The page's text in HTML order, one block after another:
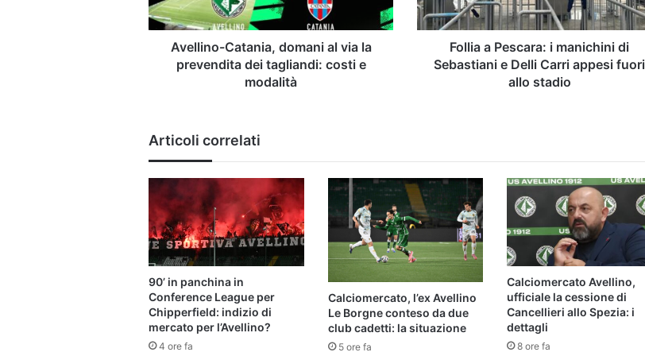
dei
tagliandi:
Avellino-Catania, domani al via la
prevendita dei tagliandi: costi e
modalità
e
Delli
appesi
Follia a Pescara: i manichini di
Sebastiani e Delli Carri appesi fuori
allo stadio
Articoli correlati
90’ in panchina in
Conference League per
Chipperfield: indizio di
mercato per l’Avellino?
4 ore fa
Calciomercato, l’ex Avellino
Le Borgne conteso da due
club cadetti: la situazione
5 ore fa
Calciomercato Avellino,
ufficiale la cessione di
Cancellieri allo Spezia: i
dettagli
8 ore fa